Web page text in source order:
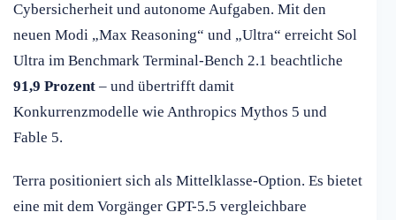
Cybersicherheit und autonome Aufgaben. Mit den
neuen Modi „Max Reasoning“ und „Ultra“ erreicht Sol
Ultra im Benchmark Terminal-Bench 2.1 beachtliche
91,9 Prozent – und übertrifft damit
Konkurrenzmodelle wie Anthropics Mythos 5 und
Fable 5.
Terra positioniert sich als Mittelklasse-Option. Es bietet
eine mit dem Vorgänger GPT-5.5 vergleichbare